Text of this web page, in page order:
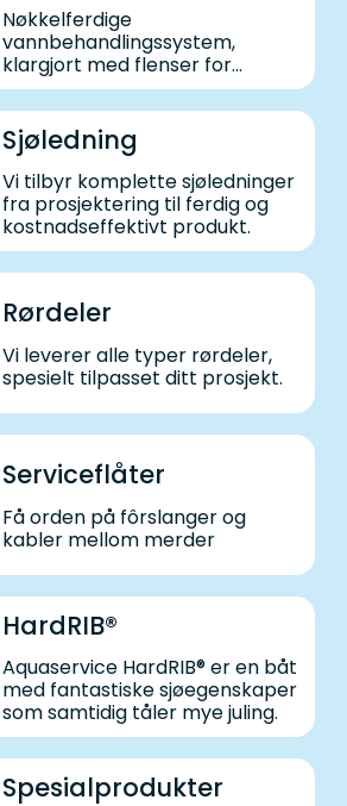
Nøkkelferdige
vannbehandlingssystem,
klargjort med flenser for
tilkobling av
vannforsyningssystem.
Sjøledning
Vi tilbyr komplette sjøledninger
fra prosjektering til ferdig og
kostnadseffektivt produkt.
Rørdeler
Vi leverer alle typer rørdeler,
spesielt tilpasset ditt prosjekt.
Serviceflåter
Få orden på fôrslanger og
kabler mellom merder
HardRIB®
Aquaservice HardRIB® er en båt
med fantastiske sjøegenskaper
som samtidig tåler mye juling.
Spesialprodukter